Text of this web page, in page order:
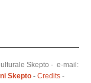
Skepto - e-mail:
Skepto- Credits-